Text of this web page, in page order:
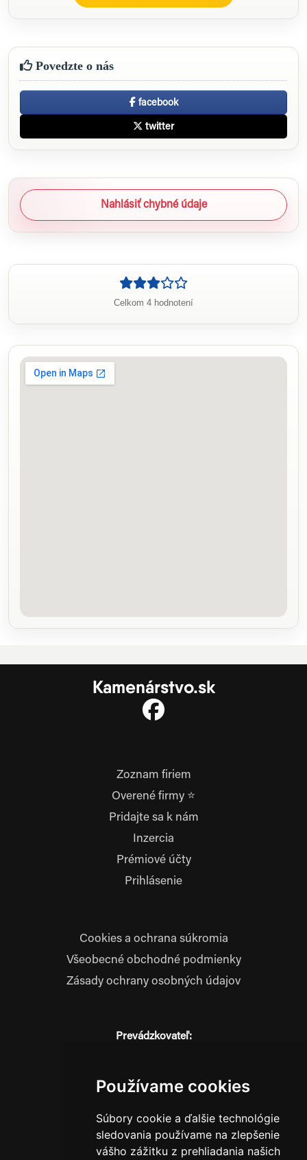
Používame cookies
Súbory cookie a ďalšie technológie
sledovania používame na zlepšenie
vášho zážitku z prehliadania našich
Povedzte o nás
facebook
twitter
Nahlásiť chybné údaje
Celkom 4 hodnotení
Kamenárstvo.sk
Zoznam firiem
Overené firmy ⭐
Pridajte sa k nám
Inzercia
Prémiové účty
Prihlásenie
Cookies a ochrana súkromia
Všeobecné obchodné podmienky
Zásady ochrany osobných údajov
Prevádzkovateľ:
014 01 Bytča
DIČ: 2121076738